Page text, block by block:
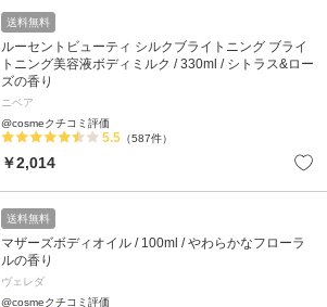
送料無料
ルーセントビューティ シルクブライトニング ブライ
トニング美容液ボディミルク / 330ml / シトラス&ロー
ズの香り
ニベア
@cosmeクチコミ評価
5.5 （587件）
￥2,014
送料無料
マザーズボディオイル / 100ml / やわらかなフローラ
ルの香り
ヴェレダ
@cosmeクチコミ評価